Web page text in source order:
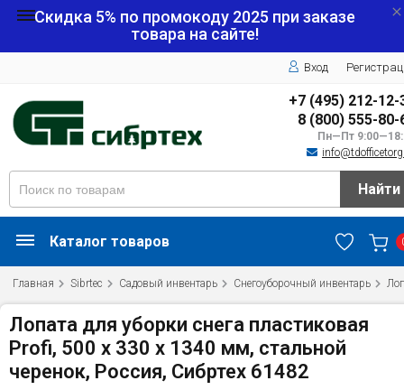
Скидка 5% по промокоду 2025 при заказе
товара на сайте!
Вход
+7 (495) 212-12-
8 (800) 555-80-
Пн—Пт
Найти
Каталог товаров
Главная Sibrtec Садовый инвентарь Снегоуборочный инвентарь
Лопата для уборки снега пластиковая
Profi, 500 х 330 х 1340 мм, стальной
черенок, Россия, Сибртех 61482